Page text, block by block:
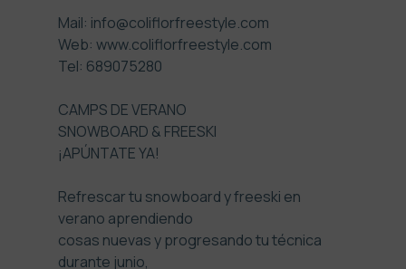
Mail: info@coliflorfreestyle.com
Web: www.coliflorfreestyle.com
Tel: 689075280
CAMPS DE VERANO
SNOWBOARD & FREESKI
¡APÚNTATE YA!
Refrescar tu snowboard y freeski en
verano aprendiendo
cosas nuevas y progresando tu técnica
durante junio,